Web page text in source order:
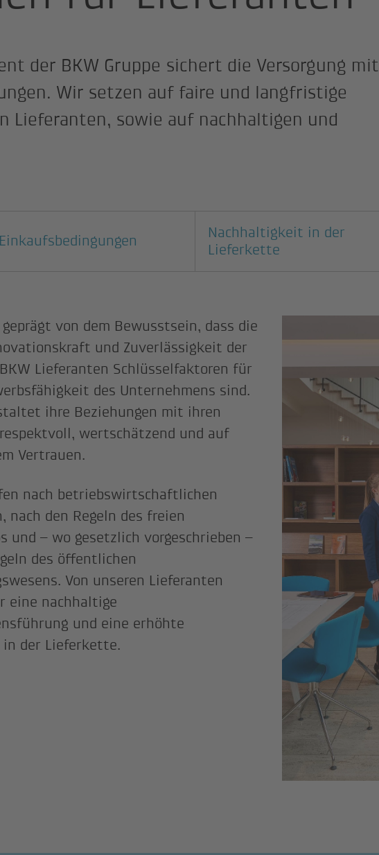
der BKW Gruppe sichert die Versorgung mit
Wir setzen auf faire und langfristige
Lieferanten, sowie auf nachhaltigen und
Einkaufsbedingungen
Nachhaltigkeit in der
Lieferkette
von dem Bewusstsein, dass die
und Zuverlässigkeit der
Lieferanten Schlüsselfaktoren für
des Unternehmens sind.
ihre Beziehungen mit ihren
wertschätzend und auf
Vertrauen.
nach betriebswirtschaftlichen
nach den Regeln des freien
und – wo gesetzlich vorgeschrieben –
des öffentlichen
Von unseren Lieferanten
eine nachhaltige
und eine erhöhte
in der Lieferkette.